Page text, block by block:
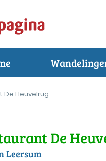
De Heuvelrug
De
Leersum